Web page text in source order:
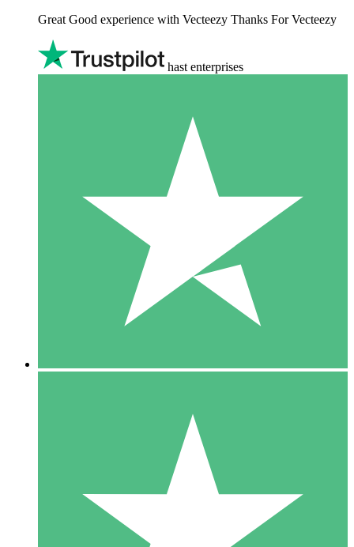
Great Good experience with Vecteezy Thanks For Vecteezy
hast enterprises